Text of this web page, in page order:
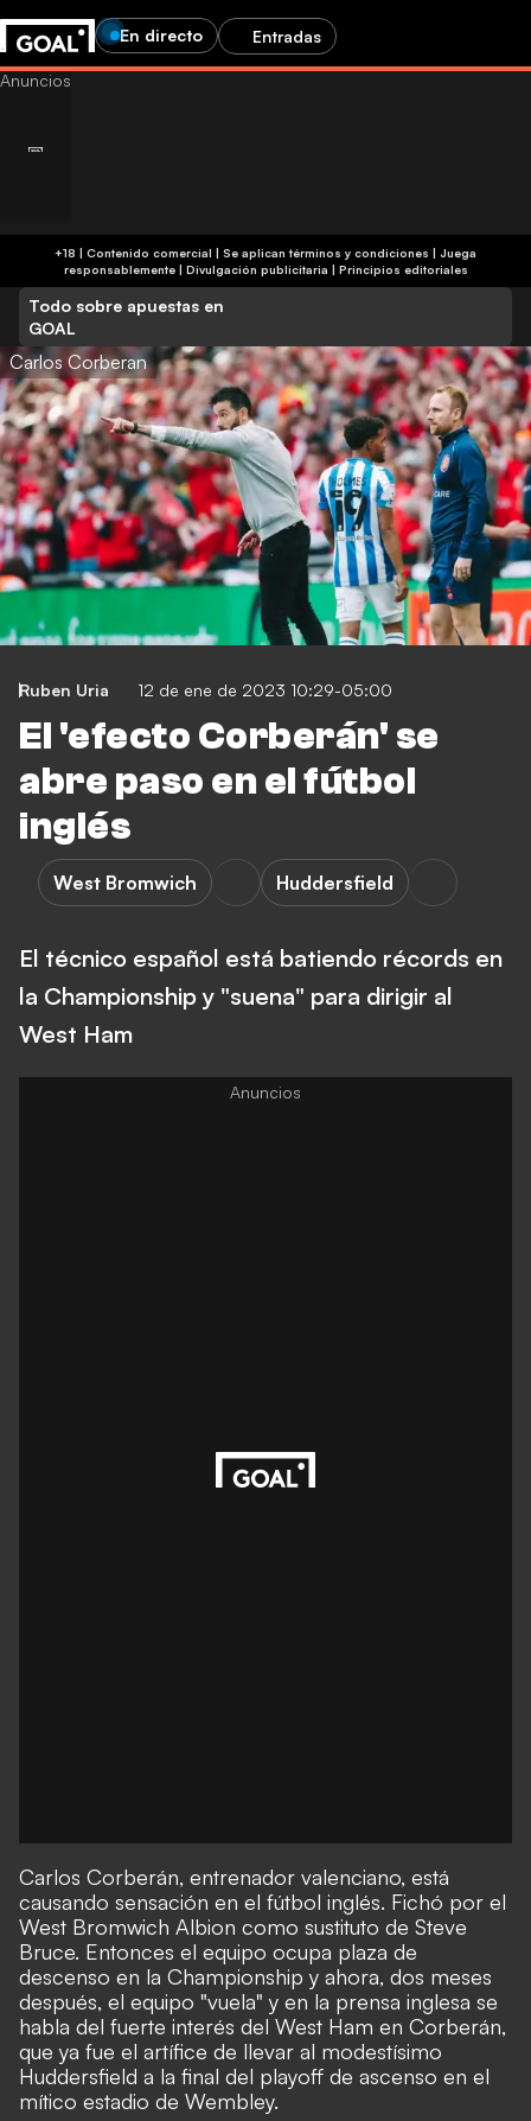
En directo Entradas
+18 | Contenido comercial | Se aplican términos y condiciones | Juega
responsablemente| Divulgación publicitaria | Principios editoriales
Todo sobre apuestas en
GOAL
Carlos Corberan
Ruben Uria 12 de ene de 2023 10:29-05:00
El 'efecto Corberán' se
abre paso en el fútbol
inglés
West Bromwich Huddersfield
El técnico español está batiendo récords en
la Championship y "suena" para dirigir al
West Ham
Carlos Corberán, entrenador valenciano, está
causando sensación en el fútbol inglés. Fichó por el
West Bromwich Albion como sustituto de Steve
Bruce. Entonces el equipo ocupa plaza de
descenso en la Championship y ahora, dos meses
después, el equipo "vuela" y en la prensa inglesa se
habla del fuerte interés del West Ham en Corberán,
que ya fue el artífice de llevar al modestísimo
Huddersfield a la final del playoff de ascenso en el
mítico estadio de Wembley.